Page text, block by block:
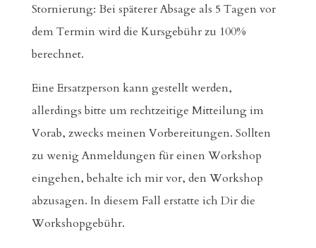
Stornierung: Bei späterer Absage als 5 Tagen vor
dem Termin wird die Kursgebühr zu 100%
berechnet.
Eine Ersatzperson kann gestellt werden,
allerdings bitte um rechtzeitige Mitteilung im
Vorab, zwecks meinen Vorbereitungen. Sollten
zu wenig Anmeldungen für einen Workshop
eingehen, behalte ich mir vor, den Workshop
abzusagen. In diesem Fall erstatte ich Dir die
Workshopgebühr.